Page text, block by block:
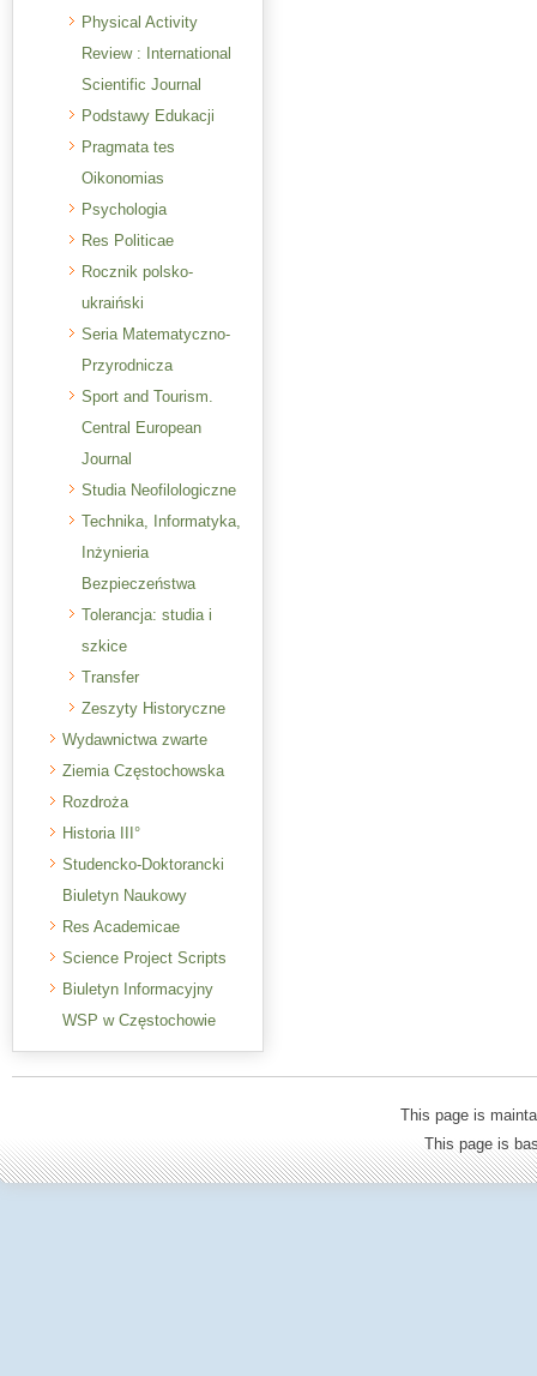
Physical Activity
Review : International
Scientific Journal
Podstawy Edukacji
Pragmata tes
Oikonomias
Psychologia
Res Politicae
Rocznik polsko-
ukraiński
Seria Matematyczno-
Przyrodnicza
Sport and Tourism.
Central European
Journal
Studia Neofilologiczne
Technika, Informatyka,
Inżynieria
Bezpieczeństwa
Tolerancja: studia i
szkice
Transfer
Zeszyty Historyczne
Wydawnictwa zwarte
Ziemia Częstochowska
Rozdroża
Historia III°
Studencko-Doktorancki
Biuletyn Naukowy
Res Academicae
Science Project Scripts
Biuletyn Informacyjny
WSP w Częstochowie
This page is
This page is